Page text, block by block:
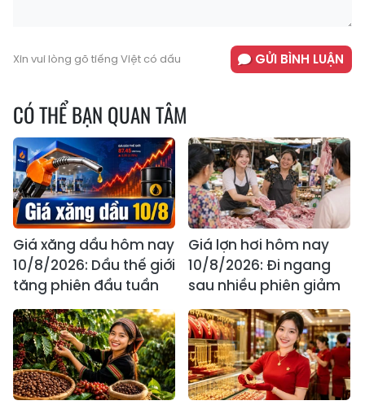
Xin vui lòng gõ tiếng Việt có dấu GỬI BÌNH LUẬN
CÓ THỂ BẠN QUAN TÂM
Giá xăng dầu hôm nay
10/8/2026: Dầu thế giới
tăng phiên đầu tuần
Giá lợn hơi hôm nay
10/8/2026: Đi ngang
sau nhiều phiên giảm